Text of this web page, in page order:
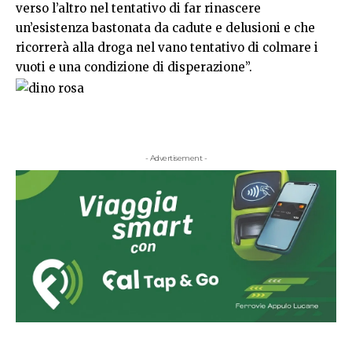
verso l’altro nel tentativo di far rinascere
un’esistenza bastonata da cadute e delusioni e che
ricorrerà alla droga nel vano tentativo di colmare i
vuoti e una condizione di disperazione”.
- Advertisement -